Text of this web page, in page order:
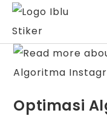
Optimasi